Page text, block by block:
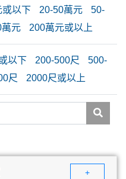
或以下 20-50萬元
50-
萬元 200萬元或以上
以下 200-500尺
500-
尺 2000尺或以上
+